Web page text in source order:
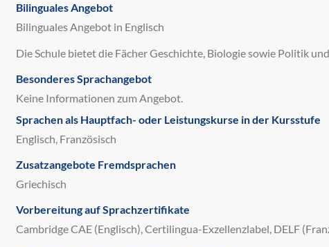
Bilinguales Angebot
Bilinguales Angebot in Englisch
Die Schule bietet die Fächer Geschichte, Biologie sowie Politik
Besonderes Sprachangebot
Keine Informationen zum Angebot.
Sprachen als Hauptfach- oder Leistungskurse in der Kursstufe
Englisch, Französisch
Zusatzangebote Fremdsprachen
Griechisch
Vorbereitung auf Sprachzertifikate
Cambridge CAE (Englisch), Certilingua-Exzellenzlabel, DELF